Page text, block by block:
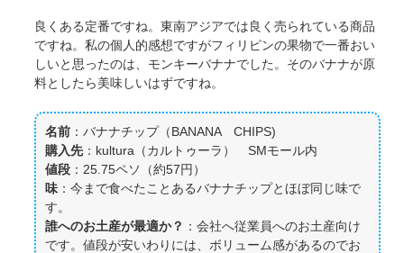
良くある定番ですね。東南アジアでは良く売られている商品
ですね。私の個人的感想ですがフィリピンの果物で一番おい
しいと思ったのは、モンキーバナナでした。そのバナナが原
料としたら美味しいはずですね。
名前 ：バナナチップ（BANANA CHIPS)
購入先 ：kultura（カルトゥーラ） SMモール内
値段 ：25.75ペソ（約57円）
味 ：今まで食べたことあるバナナチップとほぼ同じ味で
す。
誰へのお土産が最適か？ ：会社へ従業員へのお土産向け
です。値段が安いわりには、ボリューム感があるのでお